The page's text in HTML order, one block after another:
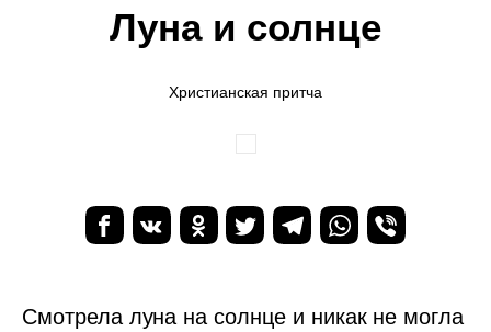
Луна и солнце
Христианская притча
Смотрела луна на солнце и никак не могла